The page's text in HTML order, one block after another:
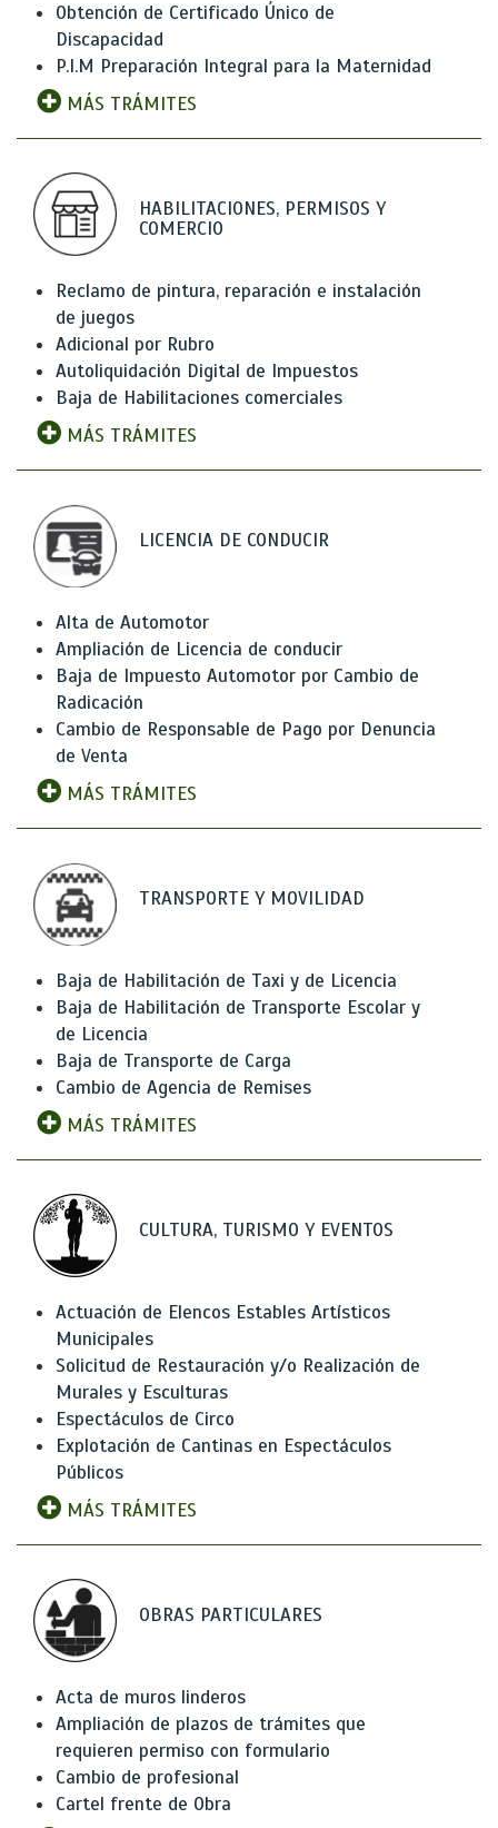
Obtención de Certificado Único de
Discapacidad
P.I.M Preparación Integral para la Maternidad
MÁS TRÁMITES
HABILITACIONES, PERMISOS Y
COMERCIO
Reclamo de pintura, reparación e instalación
de juegos
Adicional por Rubro
Autoliquidación Digital de Impuestos
Baja de Habilitaciones comerciales
MÁS TRÁMITES
LICENCIA DE CONDUCIR
Alta de Automotor
Ampliación de Licencia de conducir
Baja de Impuesto Automotor por Cambio de
Radicación
Cambio de Responsable de Pago por Denuncia
de Venta
MÁS TRÁMITES
TRANSPORTE Y MOVILIDAD
Baja de Habilitación de Taxi y de Licencia
Baja de Habilitación de Transporte Escolar y
de Licencia
Baja de Transporte de Carga
Cambio de Agencia de Remises
MÁS TRÁMITES
CULTURA, TURISMO Y EVENTOS
Actuación de Elencos Estables Artísticos
Municipales
Solicitud de Restauración y/o Realización de
Murales y Esculturas
Espectáculos de Circo
Explotación de Cantinas en Espectáculos
Públicos
MÁS TRÁMITES
OBRAS PARTICULARES
Acta de muros linderos
Ampliación de plazos de trámites que
requieren permiso con formulario
Cambio de profesional
Cartel frente de Obra